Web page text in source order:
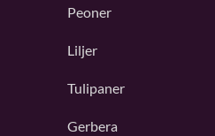
Peoner
Liljer
Tulipaner
Gerbera